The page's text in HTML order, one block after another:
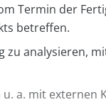
Termin der
betreffen.
analysieren,
u. a. mit